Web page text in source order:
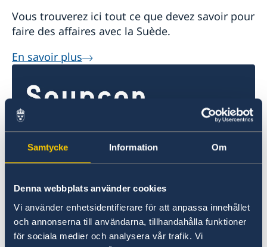
Samtycke Information Om
Denna webbplats använder cookies
Vi använder enhetsidentifierare för att anpassa innehållet
och annonserna till användarna, tillhandahålla funktioner
för sociala medier och analysera vår trafik. Vi
Vous trouverez ici tout ce que devez savoir pour
faire des affaires avec la Suède.
En savoir plus
Soupçon d’irrégularités
Si vous avez des plaintes ou soupçonnez des
crimes ou des irrégularités liés aux activités du
ministère des Affaires étrangères, vous pouvez